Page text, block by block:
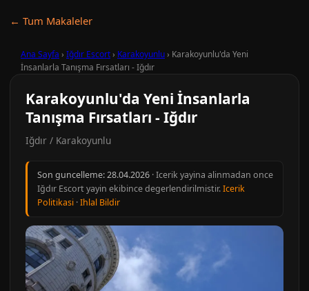
← Tum Makaleler
Ana Sayfa › Iğdır Escort› Karakoyunlu› Karakoyunlu'da Yeni
İnsanlarla Tanışma Fırsatları - Iğdır
Karakoyunlu'da Yeni İnsanlarla
Tanışma Fırsatları - Iğdır
Iğdır / Karakoyunlu
Son guncelleme:28.04.2026 · Icerik yayina alinmadan once
Iğdır Escort yayin ekibince degerlendirilmistir.Icerik
Politikasi ·Ihlal Bildir